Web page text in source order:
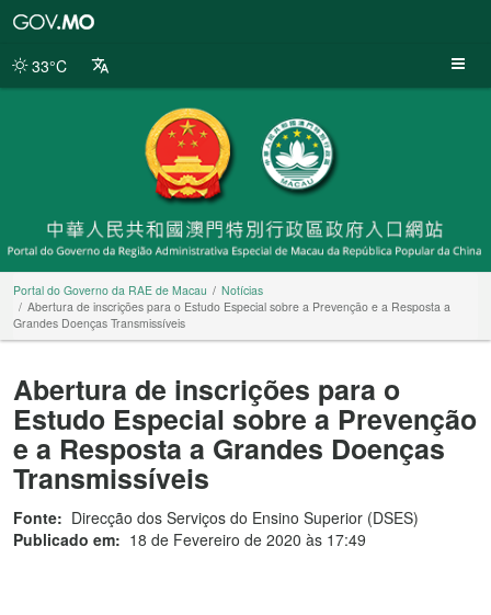
da
33°C
Portal do Governo da RAE de Macau
Notícias
Abertura de inscrições para o Estudo Especial sobre a Prevenção e a Resposta a
Grandes Doenças Transmissíveis
Abertura de inscrições para o
Estudo Especial sobre a Prevenção
e a Resposta a Grandes Doenças
Transmissíveis
Fonte: Direcção dos Serviços do Ensino Superior (DSES)
Publicado em: 18 de Fevereiro de 2020 às 17:49